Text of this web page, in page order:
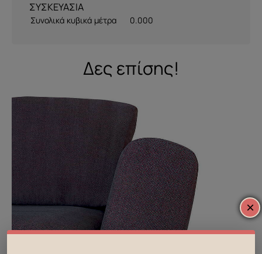
ΣΥΣΚΕΥΑΣΙΑ
Συνολικά κυβικά μέτρα 0.000
Δες επίσης!
×